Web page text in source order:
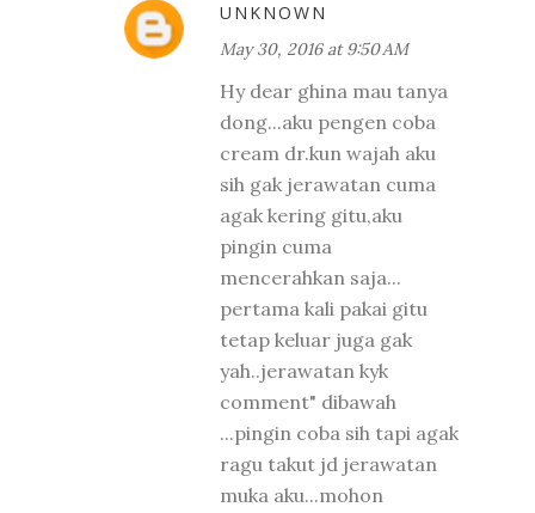
UNKNOWN
May 30, 2016 at 9:50 AM
Hy dear ghina mau tanya
dong...aku pengen coba
cream dr.kun wajah aku
sih gak jerawatan cuma
agak kering gitu,aku
pingin cuma
mencerahkan saja...
pertama kali pakai gitu
tetap keluar juga gak
yah..jerawatan kyk
comment" dibawah
...pingin coba sih tapi agak
ragu takut jd jerawatan
muka aku...mohon